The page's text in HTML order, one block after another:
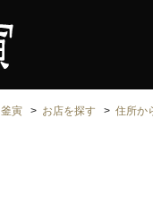
釜寅 お店を探す 住所か